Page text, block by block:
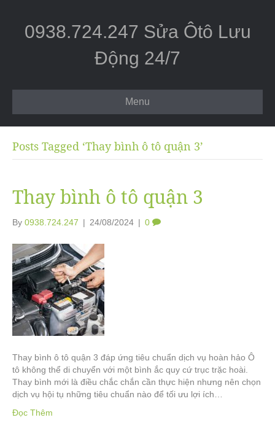
0938.724.247 Sửa Ôtô Lưu
Động 24/7
Menu
Posts Tagged ‘Thay bình ô tô quận 3’
Thay bình ô tô quận 3
By 0938.724.247 | 24/08/2024 | 0
Thay bình ô tô quận 3 đáp ứng tiêu chuẩn dịch vụ hoàn hảo Ô
tô không thể di chuyển với một bình ắc quy cứ trục trặc hoài.
Thay bình mới là điều chắc chắn cần thực hiện nhưng nên chọn
dịch vụ hội tụ những tiêu chuẩn nào để tối ưu lợi ích…
Đọc Thêm